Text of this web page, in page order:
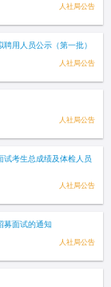
人社局公告
用人员公示（第一批）
人社局公告
人社局公告
考生总成绩及体检人员
人社局公告
募面试的通知
人社局公告